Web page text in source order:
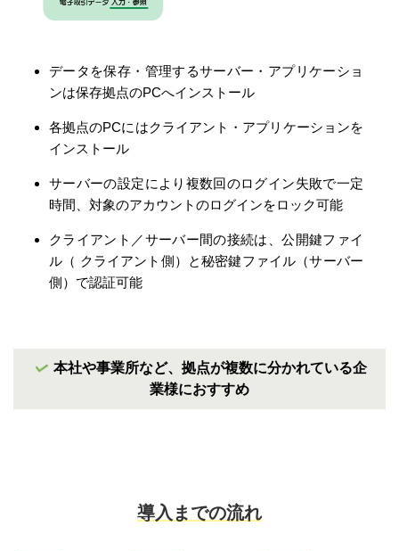
データを保存・管理するサーバー・アプリケーショ
ンは保存拠点のPCへインストール
各拠点のPCにはクライアント・アプリケーションを
インストール
サーバーの設定により複数回のログイン失敗で一定
時間、対象のアカウントのログインをロック可能
クライアント／サーバー間の接続は、公開鍵ファイ
ル（ クライアント側）と秘密鍵ファイル（サーバー
側）で認証可能
本社や事業所など、拠点が複数に分かれている企
業様におすすめ
導入までの流れ